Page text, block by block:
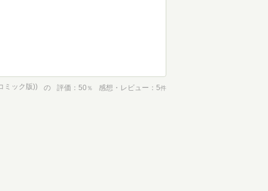
ミック版)) の 評価 50 ％ 感想・レビュー 5件